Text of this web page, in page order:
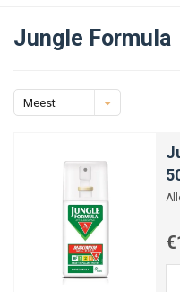
Jungle Formula
Meest